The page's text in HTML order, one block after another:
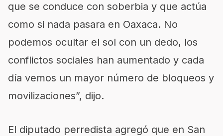
que se conduce con soberbia y que actúa
como si nada pasara en Oaxaca. No
podemos ocultar el sol con un dedo, los
conflictos sociales han aumentado y cada
día vemos un mayor número de bloqueos y
movilizaciones”, dijo.
El diputado perredista agregó que en San